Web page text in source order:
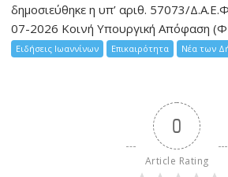
δημοσιεύθηκε η υπ’ αριθ. 57073/
07-2026 Κοινή Υπουργική Απόφαση
Ειδήσεις Ιωαννίνων Επικαιρότητα Νέα των
0
Article Rating